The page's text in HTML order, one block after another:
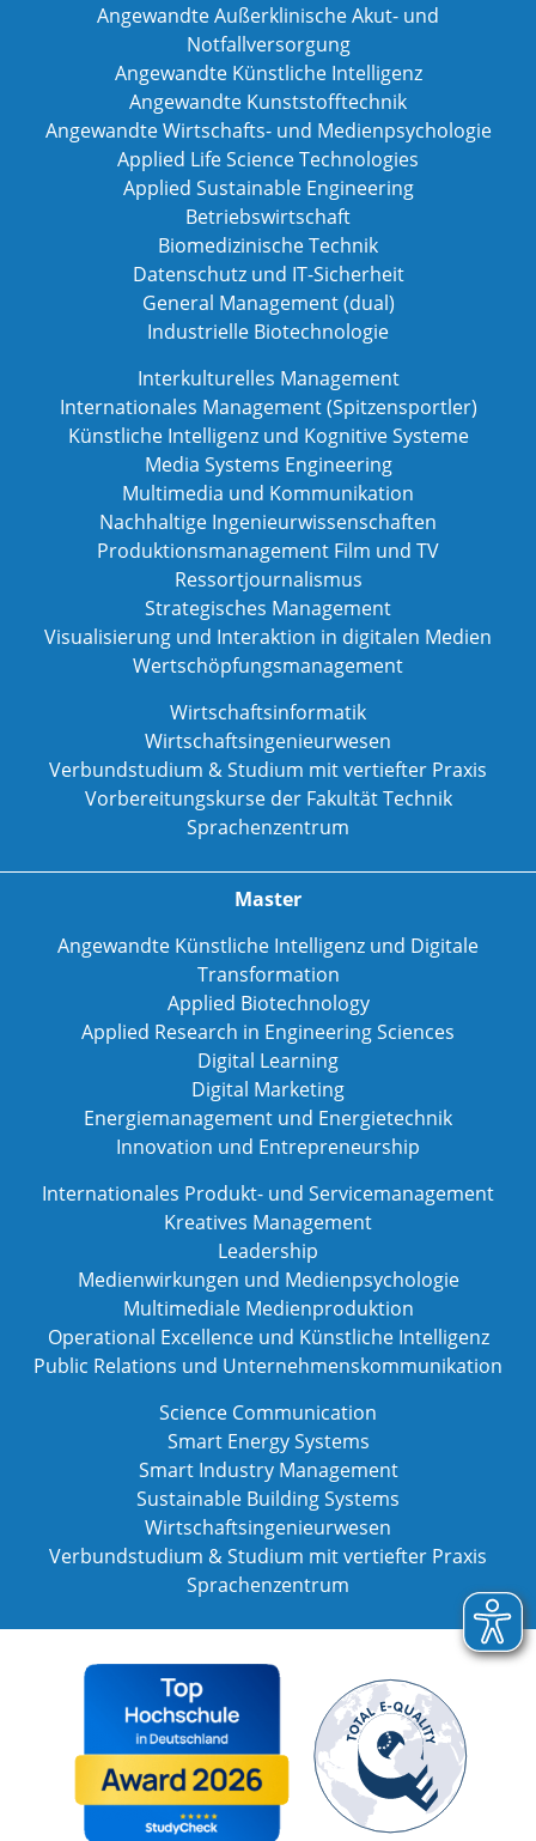
Angewandte Außerklinische Akut- und
Notfallversorgung
Angewandte Künstliche Intelligenz
Angewandte Kunststofftechnik
Angewandte Wirtschafts- und Medienpsychologie
Applied Life Science Technologies
Applied Sustainable Engineering
Betriebswirtschaft
Biomedizinische Technik
Datenschutz und IT-Sicherheit
General Management (dual)
Industrielle Biotechnologie
Interkulturelles Management
Internationales Management (Spitzensportler)
Künstliche Intelligenz und Kognitive Systeme
Media Systems Engineering
Multimedia und Kommunikation
Nachhaltige Ingenieurwissenschaften
Produktionsmanagement Film und TV
Ressortjournalismus
Strategisches Management
Visualisierung und Interaktion in digitalen Medien
Wertschöpfungsmanagement
Wirtschaftsinformatik
Wirtschaftsingenieurwesen
Verbundstudium & Studium mit vertiefter Praxis
Vorbereitungskurse der Fakultät Technik
Sprachenzentrum
Master
Angewandte Künstliche Intelligenz und Digitale
Transformation
Applied Biotechnology
Applied Research in Engineering Sciences
Digital Learning
Digital Marketing
Energiemanagement und Energietechnik
Innovation und Entrepreneurship
Internationales Produkt- und Servicemanagement
Kreatives Management
Leadership
Medienwirkungen und Medienpsychologie
Multimediale Medienproduktion
Operational Excellence und Künstliche Intelligenz
Public Relations und Unternehmenskommunikation
Science Communication
Smart Energy Systems
Smart Industry Management
Sustainable Building Systems
Wirtschaftsingenieurwesen
Verbundstudium & Studium mit vertiefter Praxis
Sprachenzentrum